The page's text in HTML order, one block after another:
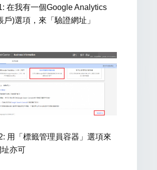
在我有一個Google Analytics
戶)選項，來「驗證網址」
用「 標籤管理員容器」 選項來
亦可